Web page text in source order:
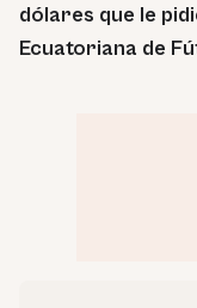
dólares que le
Ecuatoriana de